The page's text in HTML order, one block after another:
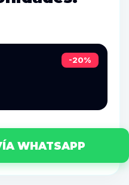
-20%
WHATSAPP